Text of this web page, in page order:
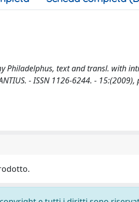
Philadelphus, text and transl. with
- ISSN 1126-6244. - 15:(2009),